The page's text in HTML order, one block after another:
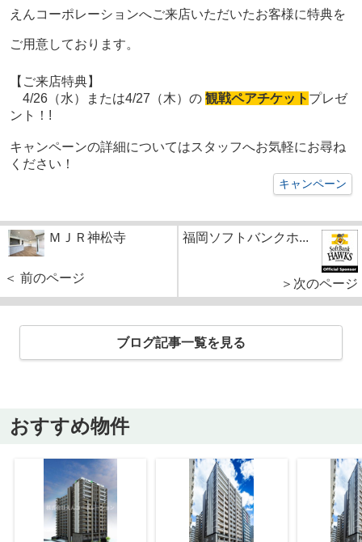
えんコーポレーションへご来店いただいたお客様に特典を
ご用意しております。
【ご来店特典】
4/26（水）または4/27（木）の 観戦ペアチケット プレゼ
ント！!
キャンペーンの詳細についてはスタッフへお気軽にお尋ね
ください！
キャンペーン
ＭＪＲ神松寺
＜ 前のページ
福岡ソフトバンクホ...
＞次のページ
ブログ記事一覧を見る
おすすめ物件